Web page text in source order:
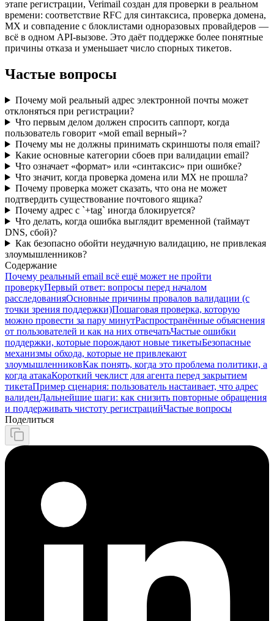
этапе регистрации, Verimail создан для проверки в реальном
времени: соответствие RFC для синтаксиса, проверка домена,
MX и совпадение с блоклистами одноразовых провайдеров —
всё в одном API-вызове. Это даёт поддержке более понятные
причины отказа и уменьшает число спорных тикетов.
Частые вопросы
Почему мой реальный адрес электронной почты может
отклоняться при регистрации?
Что первым делом должен спросить саппорт, когда
пользователь говорит «мой email верный»?
Почему мы не должны принимать скриншоты поля email?
Какие основные категории сбоев при валидации email?
Что означает «формат» или «синтаксис» при ошибке?
Что значит, когда проверка домена или MX не прошла?
Почему проверка может сказать, что она не может
подтвердить существование почтового ящика?
Почему адрес с `+tag` иногда блокируется?
Что делать, когда ошибка выглядит временной (таймаут
DNS, сбой)?
Как безопасно обойти неудачную валидацию, не привлекая
злоумышленников?
Содержание
Почему реальный email всё ещё может не пройти
проверкуПервый ответ: вопросы перед началом
расследованияОсновные причины провалов валидации (с
точки зрения поддержки)Пошаговая проверка, которую
можно провести за пару минутРаспространённые объяснения
от пользователей и как на них отвечатьЧастые ошибки
поддержки, которые порождают новые тикетыБезопасные
механизмы обхода, которые не привлекают
злоумышленниковКак понять, когда это проблема политики, а
когда атакаКороткий чеклист для агента перед закрытием
тикетаПример сценария: пользователь настаивает, что адрес
валиденДальнейшие шаги: как снизить повторные обращения
и поддерживать чистоту регистрацийЧастые вопросы
Поделиться